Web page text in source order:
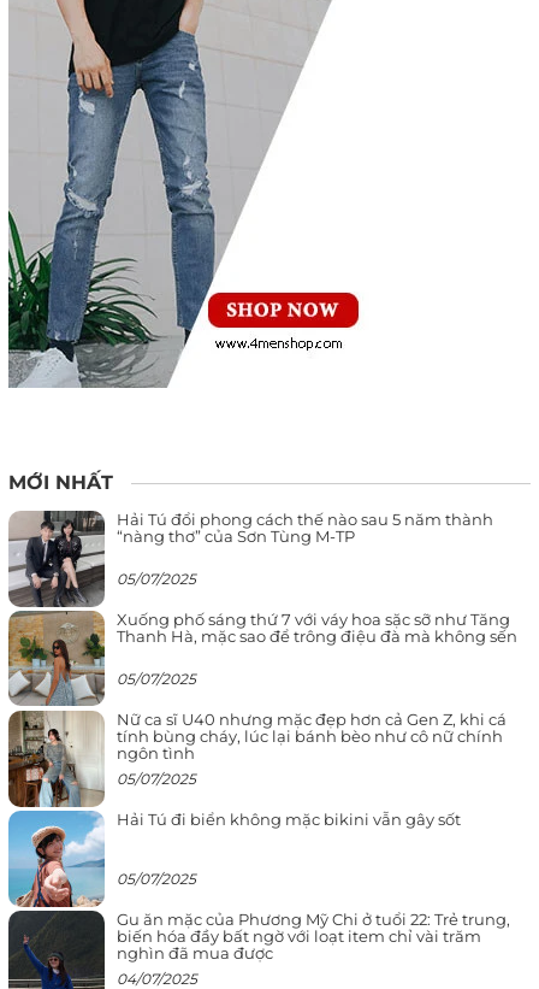
MỚI NHẤT
Hải Tú đổi phong cách thế nào sau 5 năm thành
“nàng thơ” của Sơn Tùng M-TP
05/07/2025
Xuống phố sáng thứ 7 với váy hoa sặc sỡ như Tăng
Thanh Hà, mặc sao để trông điệu đà mà không sến
05/07/2025
Nữ ca sĩ U40 nhưng mặc đẹp hơn cả Gen Z, khi cá
tính bùng cháy, lúc lại bánh bèo như cô nữ chính
ngôn tình
05/07/2025
Hải Tú đi biển không mặc bikini vẫn gây sốt
05/07/2025
Gu ăn mặc của Phương Mỹ Chi ở tuổi 22: Trẻ trung,
biến hóa đầy bất ngờ với loạt item chỉ vài trăm
nghìn đã mua được
04/07/2025